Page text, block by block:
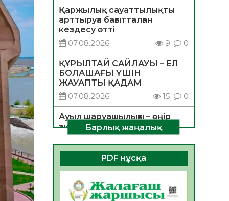
Қаржылық сауаттылықты
арттыруға бағытталған
кездесу өтті
07.08.2026
9 0
ҚҰРЫЛТАЙ САЙЛАУЫ – ЕЛ
БОЛАШАҒЫ ҮШІН
ЖАУАПТЫ ҚАДАМ
07.08.2026
15 0
Ауыл шаруашылығы – өңір
экономикасының негізгі
тірегі
06.08.2026
26 0
ҚОҒАМДЫҚ БЕЛСЕНДІЛІК –
ЕЛ ДАМУЫНЫҢ НЕГІЗІ
06.08.2026
24
Барлық жаңалық
PDF нұсқа